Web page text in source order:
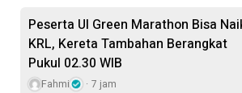
Peserta UI Green Marathon Bisa
KRL, Kereta Tambahan Berangkat
Pukul 02.30 WIB
Fahmi 7 jam